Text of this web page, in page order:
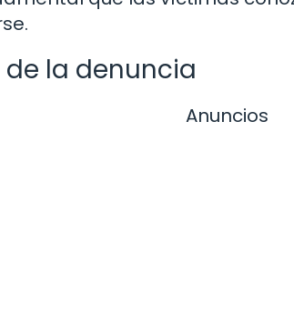
la denuncia
Anuncios